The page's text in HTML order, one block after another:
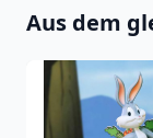
Aus dem